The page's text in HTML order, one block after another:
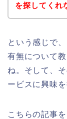
を探してくれ
という感じで
有無について
ね。そして、
ービスに興味
こちらの記事